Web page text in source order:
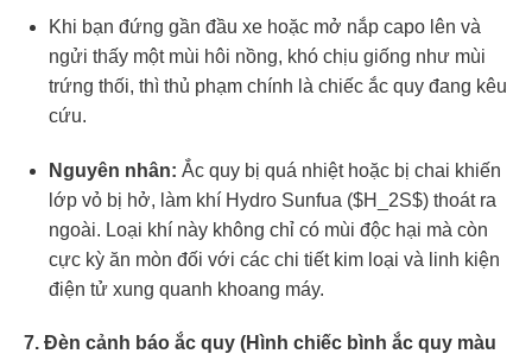
Khi bạn đứng gần đầu xe hoặc mở nắp capo lên và
ngửi thấy một mùi hôi nồng, khó chịu giống như mùi
trứng thối, thì thủ phạm chính là chiếc ắc quy đang kêu
cứu.
Nguyên nhân: Ắc quy bị quá nhiệt hoặc bị chai khiến
lớp vỏ bị hở, làm khí Hydro Sunfua ($H_2S$) thoát ra
ngoài. Loại khí này không chỉ có mùi độc hại mà còn
cực kỳ ăn mòn đối với các chi tiết kim loại và linh kiện
điện tử xung quanh khoang máy.
7. Đèn cảnh báo ắc quy (Hình chiếc bình ắc quy màu